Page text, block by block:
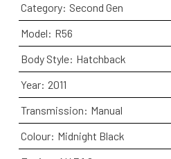
Category: Second Gen
Model: R56
Body Style: Hatchback
Year: 2011
Transmission: Manual
Colour: Midnight Black